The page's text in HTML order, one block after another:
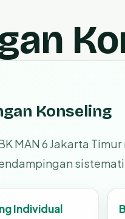
Konseling
MAN 6 Jakarta
Individual